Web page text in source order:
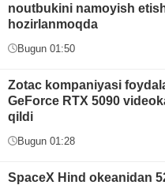
noutbukini namoyish
hozirlanmoqda
Bugun 01:50
Zotac kompaniyasi
GeForce RTX 5090
qildi
Bugun 01:28
SpaceX Hind okeanidan